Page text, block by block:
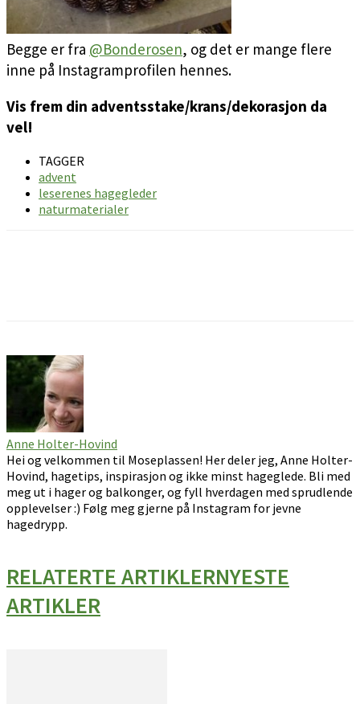
Begge er fra @Bonderosen, og det er mange flere
inne på Instagramprofilen hennes.
Vis frem din adventsstake/krans/dekorasjon da
vel!
TAGGER
advent
leserenes hagegleder
naturmaterialer
Anne Holter-Hovind
Hei og velkommen til Moseplassen! Her deler jeg, Anne Holter-
Hovind, hagetips, inspirasjon og ikke minst hageglede. Bli med
meg ut i hager og balkonger, og fyll hverdagen med sprudlende
opplevelser :) Følg meg gjerne på Instagram for jevne
hagedrypp.
RELATERTE ARTIKLERNYESTE
ARTIKLER